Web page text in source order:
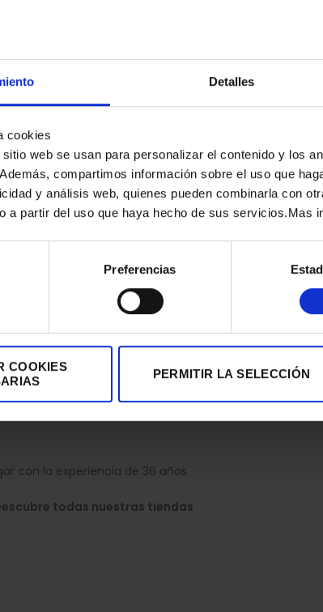
Detalles
cookies
web se usan para personalizar el contenido y los
compartimos información sobre el uso que
y análisis web, quienes pueden combinarla con
a partir del uso que haya hecho de sus servicios.Mas
Preferencias
COOKIES
PERMITIR LA SELECCIÓN
con la experiencia de 36 años.
todas nuestras tiendas